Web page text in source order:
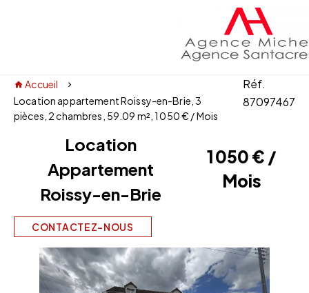
Accueil
Location appartement Roissy-en-Brie, 3
pièces, 2 chambres, 59.09 m², 1 050 € / Mois
Réf.
87097467
CONTACTEZ-NOUS
Location
Appartement
Roissy-en-Brie
1 050 € /
Mois